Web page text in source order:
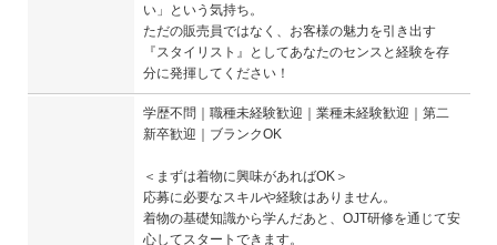
い」という気持ち。
ただの販売員ではなく、お客様の魅力を引き出す
『スタイリスト』としてあなたのセンスと経験を存
分に発揮してください！
学歴不問｜職種未経験歓迎｜業種未経験歓迎｜第二
新卒歓迎｜ブランクOK
＜まずは着物に興味があればOK＞
応募に必要なスキルや経験はありません。
着物の基礎知識から学んだあと、OJT研修を通じて安
心してスタートできます。